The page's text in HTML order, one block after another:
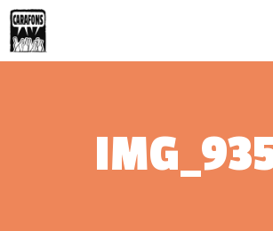
Aller
au
contenu